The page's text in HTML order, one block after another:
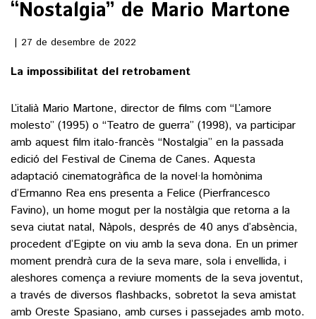
ACTUALITAT
POLÍTICA
SOCIETAT
ECONOMIA
ESPORTS
FUTBOL
HOQUEI PATINS
MOTOR
VEURE TOTES
CULTURA
ARTS ESCÈNIQUES
CULTURA POPULAR
LLIBRES
CALAIX
VEURE TOTES
SUPLEMENTS
FOTOGALERIES
AGENDA
BLOGOSFERA
“Nostalgia” de Mario Martone
27 de desembre de 2022
La impossibilitat del retrobament
L’italià Mario Martone, director de films com “L’amore
molesto” (1995) o “Teatro de guerra” (1998), va participar
amb aquest film italo-francès “Nostalgia” en la passada
edició del Festival de Cinema de Canes. Aquesta
adaptació cinematogràfica de la novel·la homònima
d’Ermanno Rea ens presenta a Felice (Pierfrancesco
Favino), un home mogut per la nostàlgia que retorna a la
seva ciutat natal, Nàpols, després de 40 anys d’absència,
procedent d’Egipte on viu amb la seva dona. En un primer
moment prendrà cura de la seva mare, sola i envellida, i
aleshores comença a reviure moments de la seva joventut,
a través de diversos flashbacks, sobretot la seva amistat
amb Oreste Spasiano, amb curses i passejades amb moto.